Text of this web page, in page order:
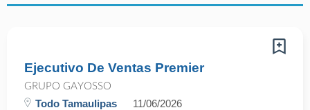
Ejecutivo De Ventas Premier
GRUPO GAYOSSO
Todo Tamaulipas 11/06/2026